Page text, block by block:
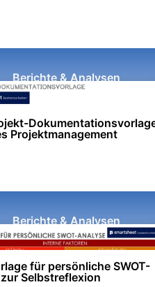
Berichte & Analysen
Projektmanagement
Berichte & Analysen
für persönliche SWOT-
Selbstreflexion